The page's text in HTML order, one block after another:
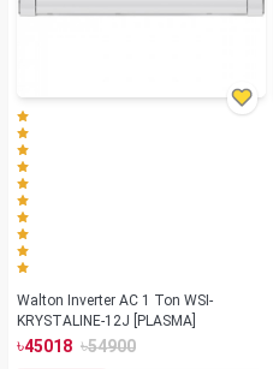
Walton Inverter AC 1 Ton WSI-
KRYSTALINE-12J [PLASMA]
৳45018 ৳54900